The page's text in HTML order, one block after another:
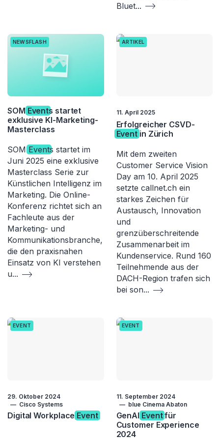
Bluet...
NEWSFLASH
SOM Events startet
exklusive KI-Marketing-
Masterclass
SOM Events startet im
Juni 2025 eine exklusive
Masterclass Serie zur
Künstlichen Intelligenz im
Marketing. Die Online-
Konferenz richtet sich an
Fachleute aus der
Marketing- und
Kommunikationsbranche,
die den praxisnahen
Einsatz von KI verstehen
u...
ARTIKEL
11. April 2025
Erfolgreicher CSVD-
Eventin Zürich
Mit dem zweiten
Customer Service Vision
Day am 10. April 2025
setzte callnet.ch ein
starkes Zeichen für
Austausch, Innovation
und
grenzüberschreitende
Zusammenarbeit im
Kundenservice. Rund 160
Teilnehmende aus der
DACH-Region trafen sich
bei son...
EVENT
29. Oktober 2024
Cisco Systems
Digital Workplace Event
EVENT
11. September 2024
blue Cinema Abaton
GenAI Eventfür
Customer Experience
2024